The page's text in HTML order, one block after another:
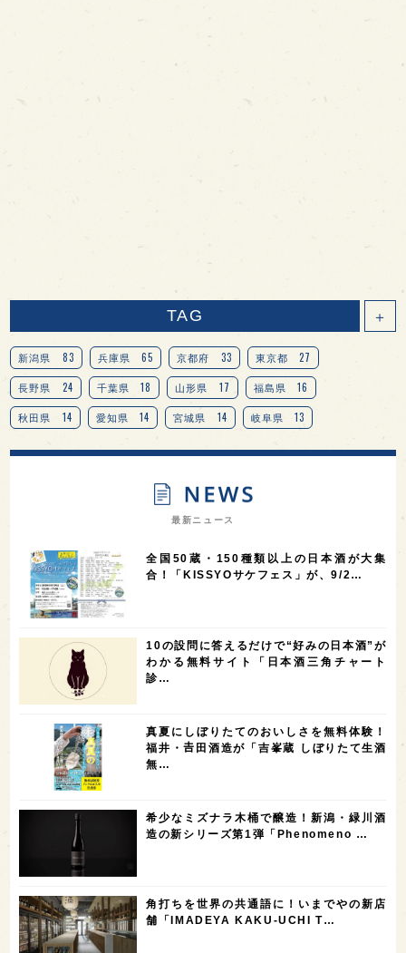
TAG ＋
新潟県 83 兵庫県 65 京都府 33 東京都 27
長野県 24 千葉県 18 山形県 17 福島県 16
秋田県 14 愛知県 14 宮城県 14 岐阜県 13
北海道 13 茨城県 12 栃木県 11
7 7
高知県 5 島根県 SAKE100 5 佐賀県 5 岡山県 5
岩手県 4 山口県
スペイン 3 香港 福井県 2 オーストラリア 2
2 アジア
全蔵めぐり 1 シンガポール 1 カナダ 1 群馬県 1
1 徳島県
saketimes_image_4
最新ニュース
全国50蔵・150種類以上の日本酒が大集
合！「KISSYOサケフェス」が、9/2…
10の設問に答えるだけで“好みの日本酒”が
わかる無料サイト「日本酒三角チャート
診…
真夏にしぼりたてのおいしさを無料体験！
福井・𠮷田酒造が「吉峯蔵 しぼりたて生酒
無…
希少なミズナラ木桶で醸造！新潟・緑川酒
造の新シリーズ第1弾「Phenomeno …
角打ちを世界の共通語に！いまでやの新店
舗「IMADEYA KAKU-UCHI T…